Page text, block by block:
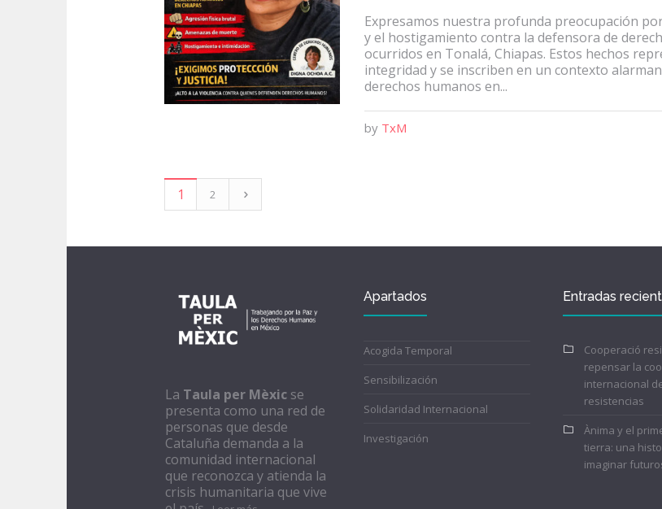
Expresamos nuestra profunda preocupación
y el hostigamiento contra la defensora de
ocurridos en Tonalá, Chiapas. Estos hechos
integridad y se inscriben en un contexto
derechos humanos en...
by TxM
1 2
La Taula per Mèxicse
presenta como una red de
personas que desde
Cataluña demanda a la
comunidad internacional
que reconozca y atienda la
crisis humanitaria que vive
Apartados
Acogida Temporal
Sensibilización
Solidaridad Internacional
Investigación
Entradas
Cooperació
repensar la
internacional
resistencias
Ànima y el
tierra: una
imaginar